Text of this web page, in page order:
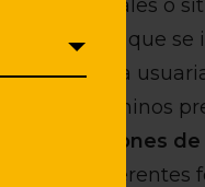
A medida que se
la persona
y términos
situaciones de
sobre diferentes